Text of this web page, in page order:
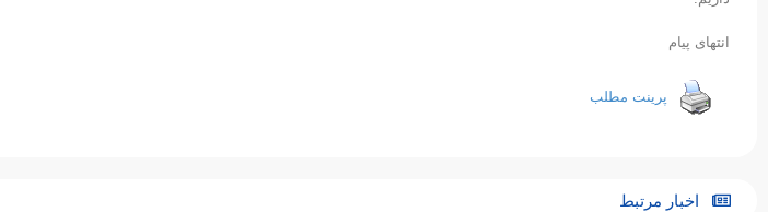
انتهای پیام
پرینت مطلب
اخبار مرتبط